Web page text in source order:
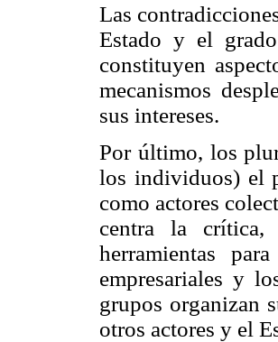
Las
Estado y el
constituyen
mecanismos
sus intereses.
Por último, los
los individuos) el
como actores
centra la
herramientas
empresariales y
grupos organizan
otros actores y el